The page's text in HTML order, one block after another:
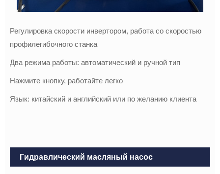
Регулировка скорости инвертором, работа со скоростью
профилегибочного станка
Два режима работы: автоматический и ручной тип
Нажмите кнопку, работайте легко
Язык: китайский и английский или по желанию клиента
Гидравлический масляный насос